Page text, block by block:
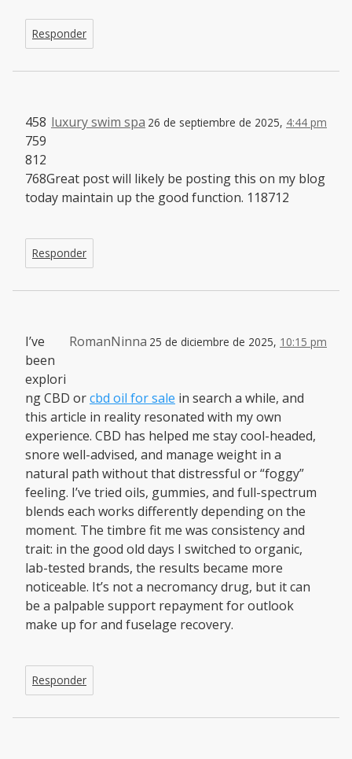
Responder
luxury swim spa 26 de septiembre de 2025, 4:44 pm
458
759
812
768Great post will likely be posting this on my blog
today maintain up the good function. 118712
Responder
RomanNinna 25 de diciembre de 2025, 10:15 pm
I’ve
been
explori
ng CBD orcbd oil for sale in search a while, and
this article in reality resonated with my own
experience. CBD has helped me stay cool-headed,
snore well-advised, and manage weight in a
natural path without that distressful or “foggy”
feeling. I’ve tried oils, gummies, and full-spectrum
blends each works differently depending on the
moment. The timbre fit me was consistency and
trait: in the good old days I switched to organic,
lab-tested brands, the results became more
noticeable. It’s not a necromancy drug, but it can
be a palpable support repayment for outlook
make up for and fuselage recovery.
Responder